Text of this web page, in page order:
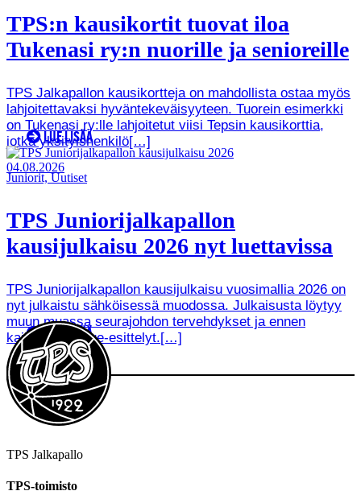
TPS:n kausikortit tuovat iloa
Tukenasi ry:n nuorille ja senioreille
TPS Jalkapallon kausikortteja on mahdollista ostaa myös
lahjoitettavaksi hyväntekeväisyyteen. Tuorein esimerkki
on Tukenasi ry:lle lahjoitetut viisi Tepsin kausikorttia,
jotka yksityishenkilö[…]
LUE LISÄÄ
04.08.2026
Juniorit, Uutiset
TPS Juniorijalkapallon
kausijulkaisu 2026 nyt luettavissa
TPS Juniorijalkapallon kausijulkaisu vuosimallia 2026 on
nyt julkaistu sähköisessä muodossa. Julkaisusta löytyy
muun muassa seurajohdon tervehdykset ja ennen
kaikkea joukkue-esittelyt.[…]
LUE LISÄÄ
TPS Jalkapallo
TPS-toimisto